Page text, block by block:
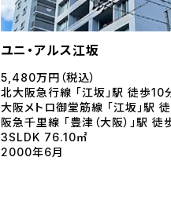
ユニ・アルス江坂
5,480万円（税込）
北大阪急行線 「江坂」駅 徒歩10
大阪メトロ御堂筋線 「江坂」駅
阪急千里線 「豊津（大阪）」駅 徒
3SLDK 76.10㎡
2000年6月